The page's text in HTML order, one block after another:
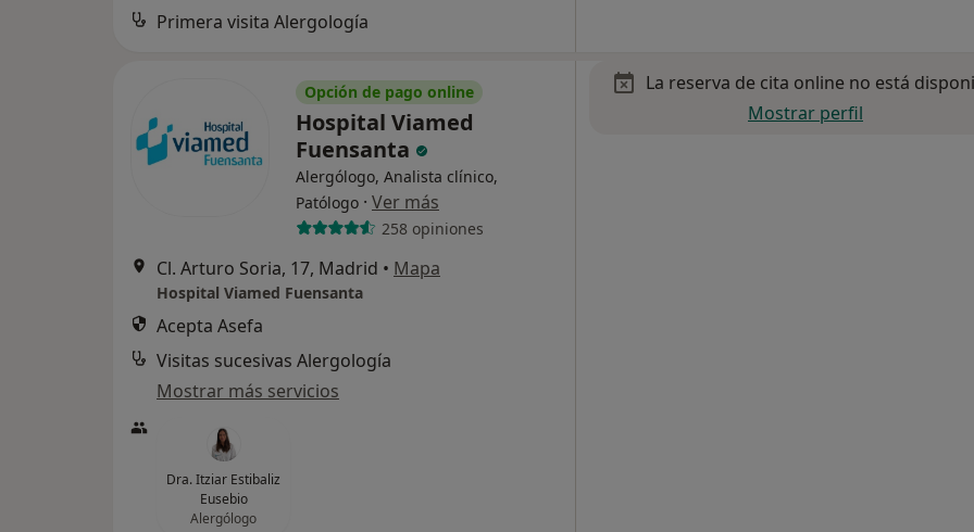
Primera visita Alergología
Opción de pago online
Hospital Viamed
Fuensanta
Alergólogo, Analista clínico,
Patólogo · Ver más
258 opiniones
Cl. Arturo Soria, 17, Madrid • Mapa
Hospital Viamed Fuensanta
Acepta Asefa
Visitas sucesivas Alergología
Mostrar más servicios
Dra. Itziar Estibaliz
Eusebio
Alergólogo
La reserva de cita online no está
Mostrar perfil